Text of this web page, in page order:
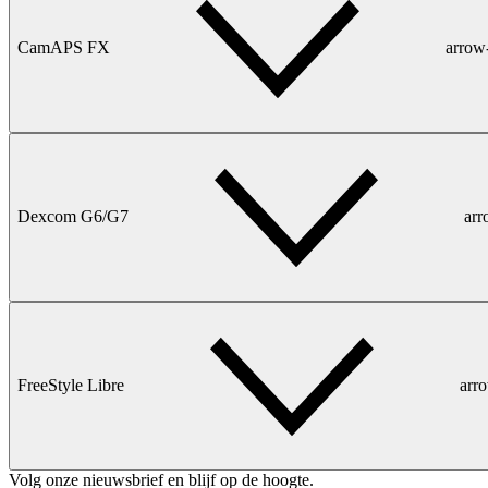
CamAPS FX
Dexcom G6/G7
FreeStyle Libre
Volg onze nieuwsbrief en blijf op de hoogte.